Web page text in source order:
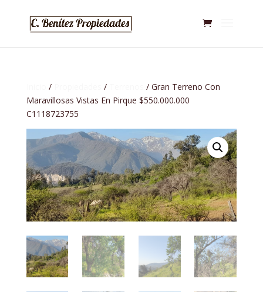
/ /
/ Gran Terreno Con
Maravillosas Vistas En Pirque $550.000.000
C1118723755